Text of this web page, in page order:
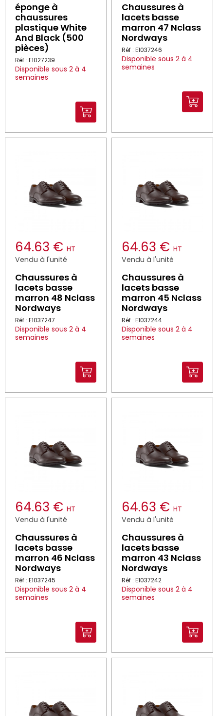
éponge à
chaussures
plastique White
And Black (500
pièces)
Réf : E1027239
Disponible sous 2 à 4
semaines
Chaussures à
lacets basse
marron 47 Nclass
Nordways
Réf : E1037246
Disponible sous 2 à 4
semaines
64.63 € HT
Vendu à l'unité
Chaussures à
lacets basse
marron 48 Nclass
Nordways
Réf : E1037247
Disponible sous 2 à 4
semaines
64.63 € HT
Vendu à l'unité
Chaussures à
lacets basse
marron 45 Nclass
Nordways
Réf : E1037244
Disponible sous 2 à 4
semaines
64.63 € HT
Vendu à l'unité
Chaussures à
lacets basse
marron 46 Nclass
Nordways
Réf : E1037245
Disponible sous 2 à 4
semaines
64.63 € HT
Vendu à l'unité
Chaussures à
lacets basse
marron 43 Nclass
Nordways
Réf : E1037242
Disponible sous 2 à 4
semaines